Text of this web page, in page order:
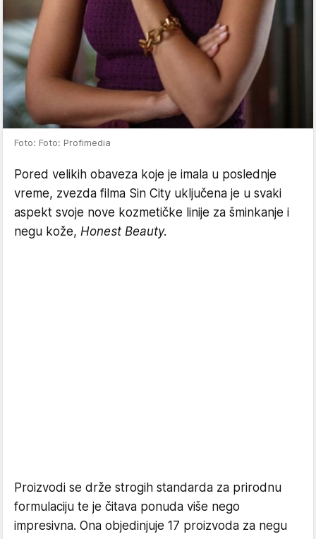
Foto: Foto: Profimedia
Pored velikih obaveza koje je imala u poslednje
vreme, zvezda filma Sin City uključena je u svaki
aspekt svoje nove kozmetičke linije za šminkanje i
negu kože, Honest Beauty.
Proizvodi se drže strogih standarda za prirodnu
formulaciju te je čitava ponuda više nego
impresivna. Ona objedinjuje 17 proizvoda za negu